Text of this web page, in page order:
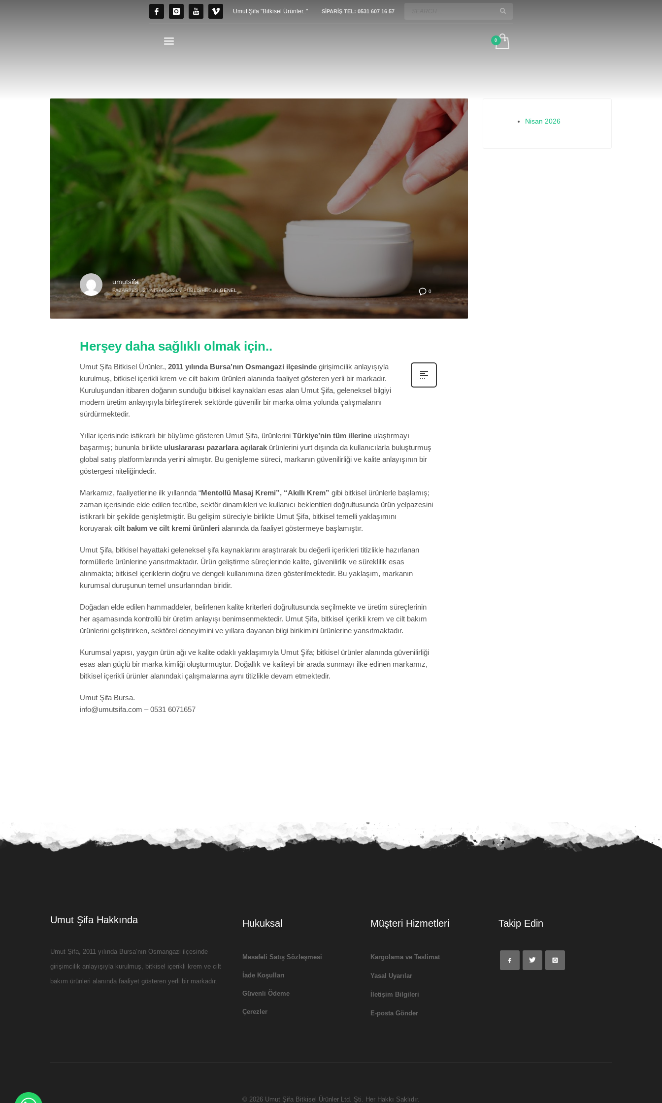
Umut Şifa "Bitkisel Ürünler.." SİPARİŞ TEL: 0531 607 16 57
0
umutsifa
PAZARTESI, 27 NISAN 2026 / PUBLISHED IN GENEL
Herşey daha sağlıklı olmak için..
Umut Şifa Bitkisel Ürünler., 2011 yılında Bursa’nın Osmangazi ilçesinde girişimcilik anlayışıyla
kurulmuş, bitkisel içerikli krem ve cilt bakım ürünleri alanında faaliyet gösteren yerli bir markadır.
Kuruluşundan itibaren doğanın sunduğu bitkisel kaynakları esas alan Umut Şifa, geleneksel bilgiyi
modern üretim anlayışıyla birleştirerek sektörde güvenilir bir marka olma yolunda çalışmalarını
sürdürmektedir.
Yıllar içerisinde istikrarlı bir büyüme gösteren Umut Şifa, ürünlerini Türkiye’nin tüm illerine ulaştırmayı
başarmış; bununla birlikte uluslararası pazarlara açılarak ürünlerini yurt dışında da kullanıcılarla buluşturmuş
global satış platformlarında yerini almıştır. Bu genişleme süreci, markanın güvenilirliği ve kalite anlayışının bir
göstergesi niteliğindedir.
Markamız, faaliyetlerine ilk yıllarında “Mentollü Masaj Kremi”, “Akıllı Krem” gibi bitkisel ürünlerle başlamış;
zaman içerisinde elde edilen tecrübe, sektör dinamikleri ve kullanıcı beklentileri doğrultusunda ürün yelpazesini
istikrarlı bir şekilde genişletmiştir. Bu gelişim süreciyle birlikte Umut Şifa, bitkisel temelli yaklaşımını
koruyarak cilt bakım ve cilt kremi ürünleri alanında da faaliyet göstermeye başlamıştır.
Umut Şifa, bitkisel hayattaki geleneksel şifa kaynaklarını araştırarak bu değerli içerikleri titizlikle hazırlanan
formüllerle ürünlerine yansıtmaktadır. Ürün geliştirme süreçlerinde kalite, güvenilirlik ve süreklilik esas
alınmakta; bitkisel içeriklerin doğru ve dengeli kullanımına özen gösterilmektedir. Bu yaklaşım, markanın
kurumsal duruşunun temel unsurlarından biridir.
Doğadan elde edilen hammaddeler, belirlenen kalite kriterleri doğrultusunda seçilmekte ve üretim süreçlerinin
her aşamasında kontrollü bir üretim anlayışı benimsenmektedir. Umut Şifa, bitkisel içerikli krem ve cilt bakım
ürünlerini geliştirirken, sektörel deneyimini ve yıllara dayanan bilgi birikimini ürünlerine yansıtmaktadır.
Kurumsal yapısı, yaygın ürün ağı ve kalite odaklı yaklaşımıyla Umut Şifa; bitkisel ürünler alanında güvenilirliği
esas alan güçlü bir marka kimliği oluşturmuştur. Doğallık ve kaliteyi bir arada sunmayı ilke edinen markamız,
bitkisel içerikli ürünler alanındaki çalışmalarına aynı titizlikle devam etmektedir.
Umut Şifa Bursa.
info@umutsifa.com – 0531 6071657
Nisan 2026
Umut Şifa Hakkında
Umut Şifa, 2011 yılında Bursa’nın Osmangazi ilçesinde
girişimcilik anlayışıyla kurulmuş, bitkisel içerikli krem ve cilt
bakım ürünleri alanında faaliyet gösteren yerli bir markadır.
Hukuksal
Mesafeli Satış Sözleşmesi
İade Koşulları
Güvenli Ödeme
Çerezler
Müşteri Hizmetleri
Kargolama ve Teslimat
Yasal Uyarılar
İletişim Bilgileri
E-posta Gönder
Takip Edin
© 2026 Umut Şifa Bitkisel Ürünler Ltd. Şti. Her Hakkı Saklıdır.